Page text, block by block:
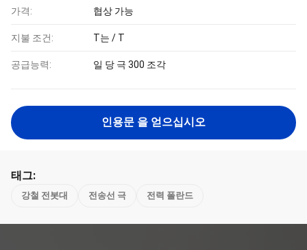
가격: 협상 가능
지불 조건: T는 / T
공급능력: 일 당 극 300 조각
인용문 을 얻으십시오
태그:
강철 전봇대 전송선 극 전력 폴란드